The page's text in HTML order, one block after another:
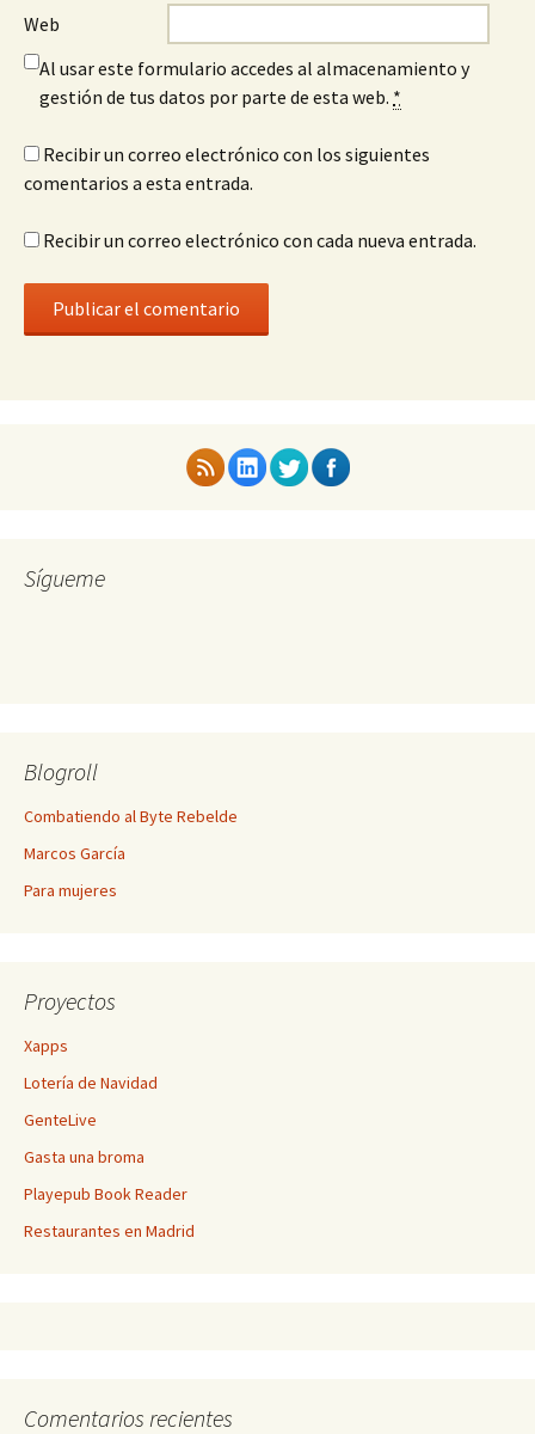
Web
Al usar este formulario accedes al almacenamiento y
gestión de tus datos por parte de esta web. *
Recibir un correo electrónico con los siguientes
comentarios a esta entrada.
Recibir un correo electrónico con cada nueva entrada.
Sígueme
Blogroll
Combatiendo al Byte Rebelde
Marcos García
Para mujeres
Proyectos
Xapps
Lotería de Navidad
GenteLive
Gasta una broma
Playepub Book Reader
Restaurantes en Madrid
Comentarios recientes